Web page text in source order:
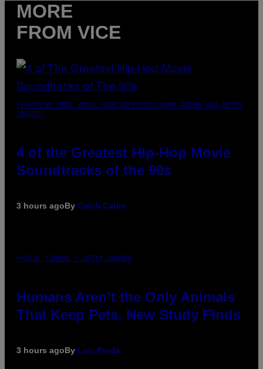
MORE
FROM VICE
(PHOTO BY POOL ARNAL/GARCIA/PICOT/GAMMA-RAPHO VIA GETTY
IMAGES)
4 of the Greatest Hip-Hop Movie
Soundtracks of the 90s
3 hours agoBy Caleb Catlin
PHOTO: IJDEMA / GETTY IMAGES
Humans Aren’t the Only Animals
That Keep Pets, New Study Finds
3 hours agoBy Luis Prada